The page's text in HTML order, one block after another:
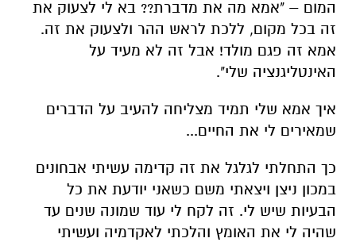
המום – "אמא מה את מדברת?? בא לי לצעוק את
זה בכל מקום, ללכת לראש ההר ולצעוק את זה.
אמא זה פגם מולד! אבל זה לא מעיד על
האינטליגנציה שלי".
איך אמא שלי תמיד מצליחה להעיב על הדברים
שמאירים לי את החיים...
כך התחלתי לגלגל את זה קדימה עשיתי אבחונים
במכון ניצן ויצאתי משם כשאני יודעת את כל
הבעיות שיש לי. זה לקח לי עוד שמונה שנים עד
שהיה לי את האומץ והלכתי לאקדמיה ועשיתי